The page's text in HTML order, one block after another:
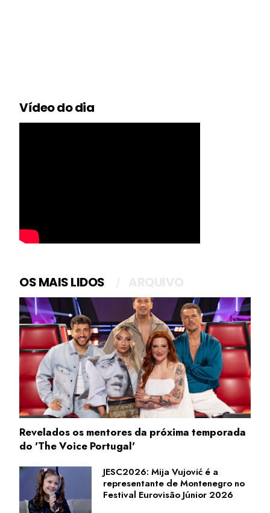
Vídeo do dia
OS MAIS LIDOS
Revelados os mentores da próxima temporada
do 'The Voice Portugal'
JESC2026: Mija Vujović é a
representante de Montenegro no
Festival Eurovisão Júnior 2026